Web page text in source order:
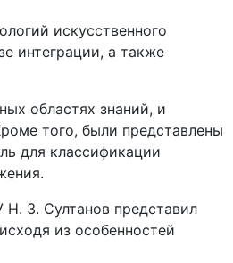
искусственного
интеграции, а также
областях знаний, и
того, были представлены
для классификации
З. Султанов представил
из особенностей